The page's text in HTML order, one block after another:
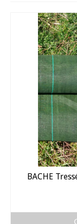
Fèves
Oignons –
Graines
Bio
Salades
Tomates
Bulbes –
BACHE